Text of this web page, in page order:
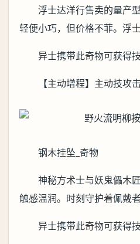
浮士达洋行售卖的量产
轻便小巧，但价格不菲。浮
异士携带此奇物可获得
【主动增程】主动技攻
钢木挂坠_奇物
神秘方术士与妖鬼儡木
触感温润。时刻守护着佩戴者
异士携带此奇物可获得